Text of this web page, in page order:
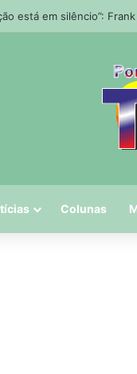
está em silêncio”:
Colunas